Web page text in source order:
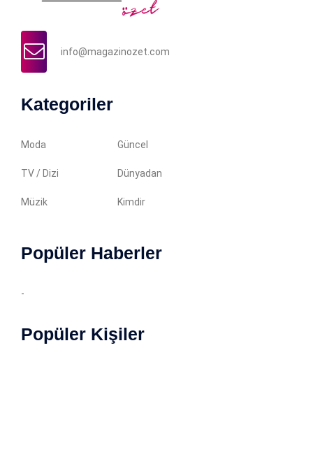
info@magazinozet.com
Kategoriler
Moda Güncel
TV / Dizi Dünyadan
Müzik Kimdir
Popüler Haberler
-
Popüler Kişiler